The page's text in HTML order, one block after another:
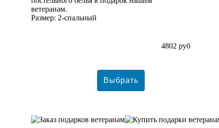
ветеранам.
Размер: 2-спальный
4802 руб